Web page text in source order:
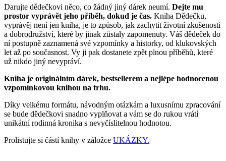
Darujte dědečkovi něco, co žádný jiný dárek neumí. Dejte mu
prostor vyprávět jeho příběh, dokud je čas. Kniha Dědečku,
vyprávěj není jen kniha, je to způsob, jak zachytit životní zkušenosti
a dobrodružství, které by jinak zůstaly zapomenuty. Váš dědeček do
ní postupně zaznamená své vzpomínky a historky, od klukovských
let až po současnost. Vy ji pak dostanete zpět plnou příběhů, které
už nikdo jiný nevypráví.
Kniha je originálním dárek, bestsellerem a nejlépe hodnocenou
vzpomínkovou knihou na trhu.
Díky velkému formátu, návodným otázkám a luxusnímu zpracování
se bude dědečkovi snadno vyplňovat a vám se do rukou vrátí
unikátní rodinná kronika s nevyčíslitelnou hodnotou.
Prolistujte si částí knihy v záložce UKÁZKY.